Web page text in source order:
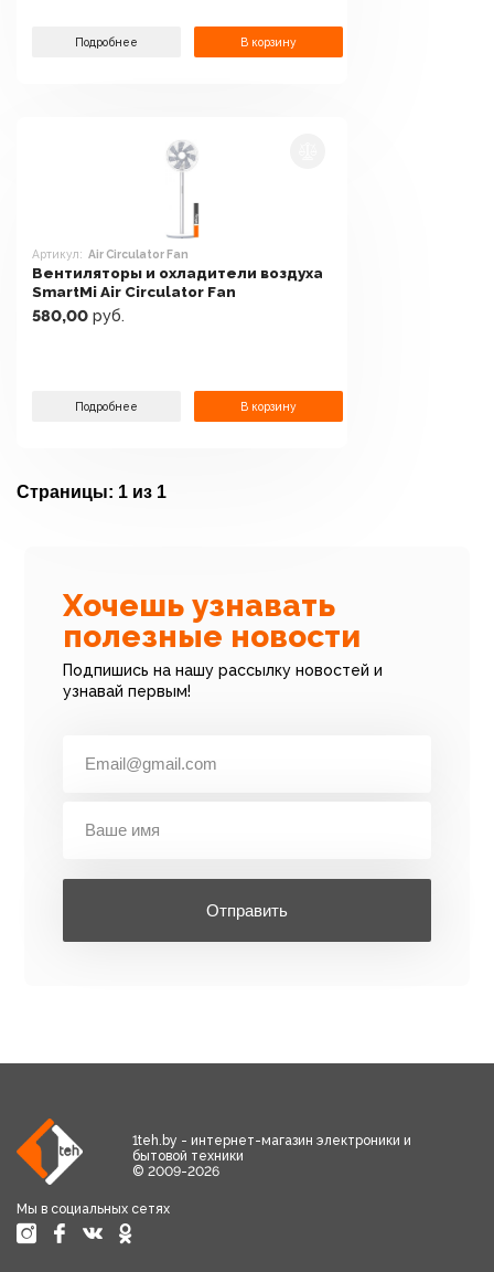
Подробнее В корзину
Артикул: Air Circulator Fan
Вентиляторы и охладители воздуха
SmartMi Air Circulator Fan
580,00 руб.
Подробнее В корзину
Страницы: 1 из 1
Хочешь узнавать
полезные новости
Подпишись на нашу рассылку новостей и
узнавай первым!
Отправить
1teh.by - интернет-магазин электроники и
бытовой техники
© 2009-2026
Мы в социальных сетях